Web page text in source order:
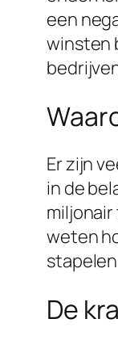
een
winsten
Er zijn
in de
weten
De